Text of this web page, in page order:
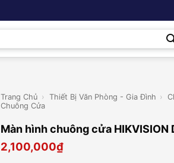
Trang Chủ › Thiết Bị Văn Phòng - Gia Đình ›
Chuông Cửa
Màn hình chuông cửa HIKVISION
2,100,000₫